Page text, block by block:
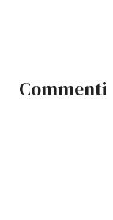
Commenti